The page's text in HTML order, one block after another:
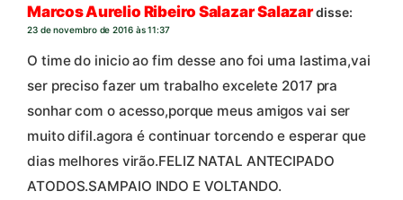
Marcos Aurelio Ribeiro Salazar Salazardisse:
23 de novembro de 2016 às 11:37
O time do inicio ao fim desse ano foi uma lastima,vai
ser preciso fazer um trabalho excelete 2017 pra
sonhar com o acesso,porque meus amigos vai ser
muito difil.agora é continuar torcendo e esperar que
dias melhores virão.FELIZ NATAL ANTECIPADO
ATODOS.SAMPAIO INDO E VOLTANDO.